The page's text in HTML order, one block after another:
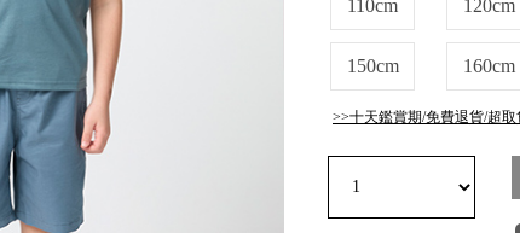
110cm 120cm
150cm 160cm
>>十天鑑賞期/免費退貨/超取